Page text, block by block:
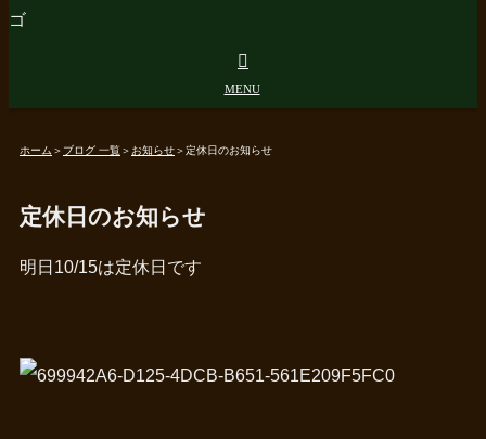
ホーム ＞ ブログ 一覧＞ お知らせ＞定休日のお知らせ
定休日のお知らせ
明日10/15は定休日です